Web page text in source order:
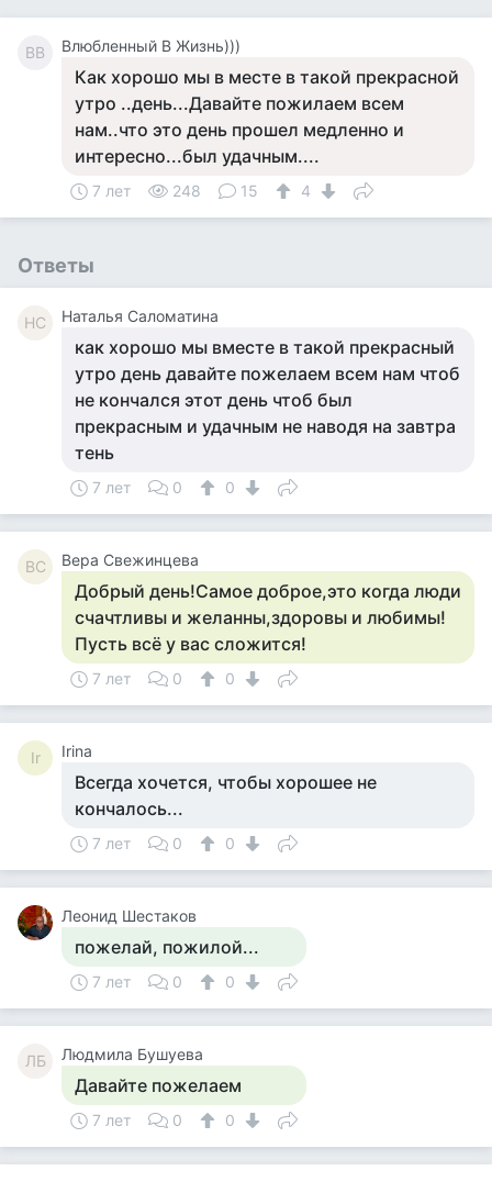
ВВ Влюбленный В Жизнь)))
Как хорошо мы в месте в такой прекрасной
утро ..день...Давайте пожилаем всем
нам..что это день прошел медленно и
интересно...был удачным....
7 лет 248 15 4
Ответы
НС Наталья Саломатина
как хорошо мы вместе в такой прекрасный
утро день давайте пожелаем всем нам чтоб
не кончался этот день чтоб был
прекрасным и удачным не наводя на завтра
тень
7 лет 0 0
ВС Вера Свежинцева
Добрый день!Самое доброе,это когда люди
счачтливы и желанны,здоровы и любимы!
Пусть всё у вас сложится!
7 лет 0 0
Ir Irina
Всегда хочется, чтобы хорошее не
кончалось...
7 лет 0 0
Леонид Шестаков
пожелай, пожилой...
7 лет 0 0
ЛБ Людмила Бушуева
Давайте пожелаем
7 лет 0 0